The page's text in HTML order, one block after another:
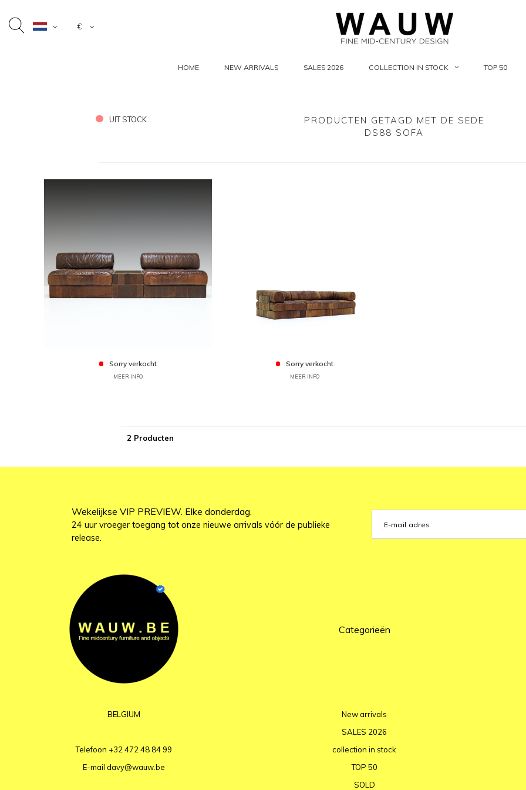
€
HOME NEW ARRIVALS SALES 2026 COLLECTION IN STOCK TOP 50
UIT STOCK
PRODUCTEN GETAGD MET DE SEDE
DS88 SOFA
Sorry verkocht
MEER INFO
Sorry verkocht
MEER INFO
2 Producten
Wekelijkse VIP PREVIEW. Elke donderdag.
24 uur vroeger toegang tot onze nieuwe arrivals vóór de publieke
release.
BELGIUM
Telefoon +32 472 48 84 99
E-mail davy@wauw.be
Categorieën
New arrivals
SALES 2026
collection in stock
TOP 50
SOLD